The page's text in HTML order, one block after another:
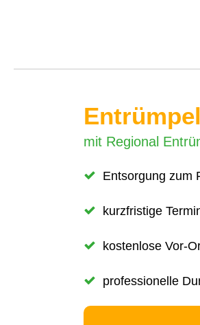
mit Regional
Entsorgung zum
kurzfristige
kostenlose Vor-
professionelle